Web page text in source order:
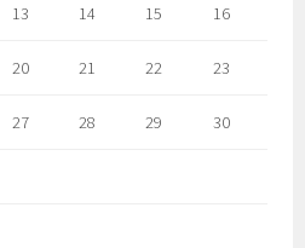
13 14 15 16
20 21 22 23
27 28 29 30